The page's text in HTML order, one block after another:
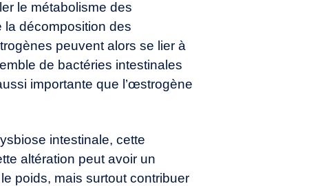
le métabolisme des
décomposition des
peuvent alors se lier à
de bactéries intestinales
importante que l’œstrogène
intestinale, cette
altération peut avoir un
poids, mais surtout contribuer